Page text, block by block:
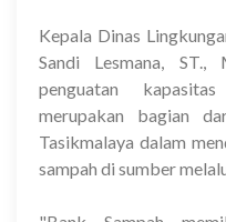
Kepala Dinas
Sandi Lesmana, ST.,
penguatan
merupakan bagian
Tasikmalaya dalam
sampah di sumber